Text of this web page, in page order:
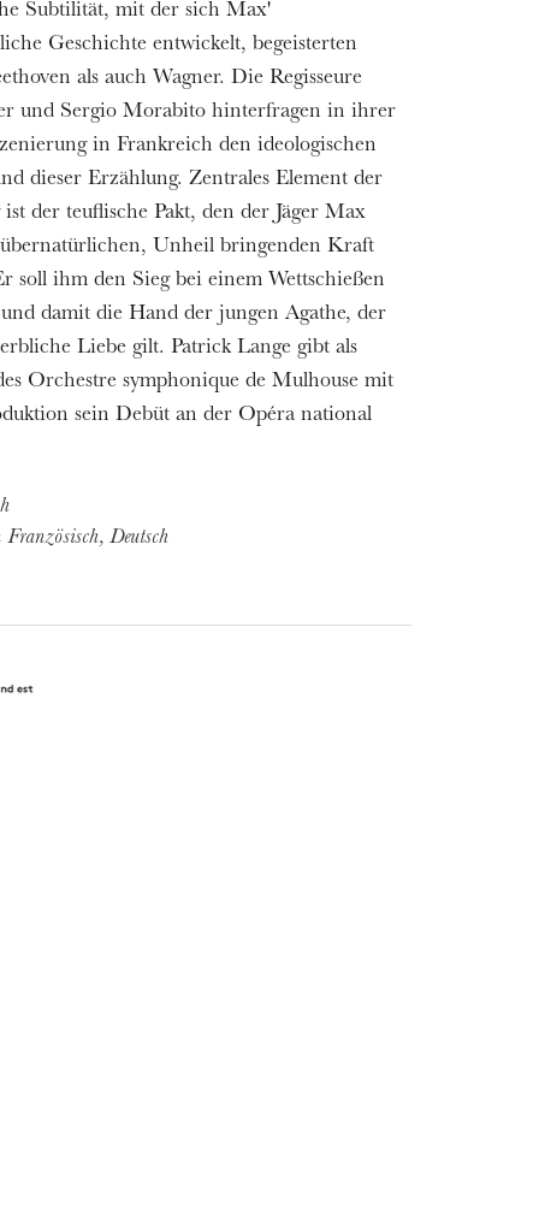
Subtilität, mit der sich Max'
Geschichte entwickelt, begeisterten
als auch Wagner. Die Regisseure
und Sergio Morabito hinterfragen in ihrer
in Frankreich den ideologischen
dieser Erzählung. Zentrales Element der
der teuflische Pakt, den der Jäger Max
Unheil bringenden Kraft
soll ihm den Sieg bei einem Wettschießen
damit die Hand der jungen Agathe, der
Liebe gilt. Patrick Lange gibt als
Orchestre symphonique de Mulhouse mit
sein Debüt an der Opéra national
Französisch, Deutsch